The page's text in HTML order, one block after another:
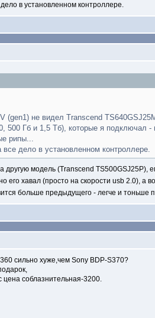
в установленном контроллере.
(gen1) не видел Transcend
Гб и 1,5 Тб), которые я подключал
рипы...
дело в установленном контроллере.
другую модель (Transcend
его хавал (просто на скорости usb 2.0), а
больше предыдущего - легче и тоньше
сильно хуже,чем Sony BDP-S370?
цена соблазнительная-3200.